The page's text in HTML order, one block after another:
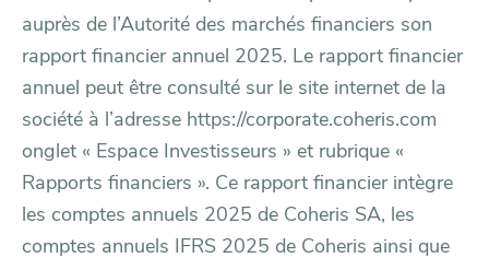
auprès de l’Autorité des marchés financiers son
rapport financier annuel 2025. Le rapport financier
annuel peut être consulté sur le site internet de la
société à l’adresse https://corporate.coheris.com
onglet « Espace Investisseurs » et rubrique «
Rapports financiers ». Ce rapport financier intègre
les comptes annuels 2025 de Coheris SA, les
comptes annuels IFRS 2025 de Coheris ainsi que